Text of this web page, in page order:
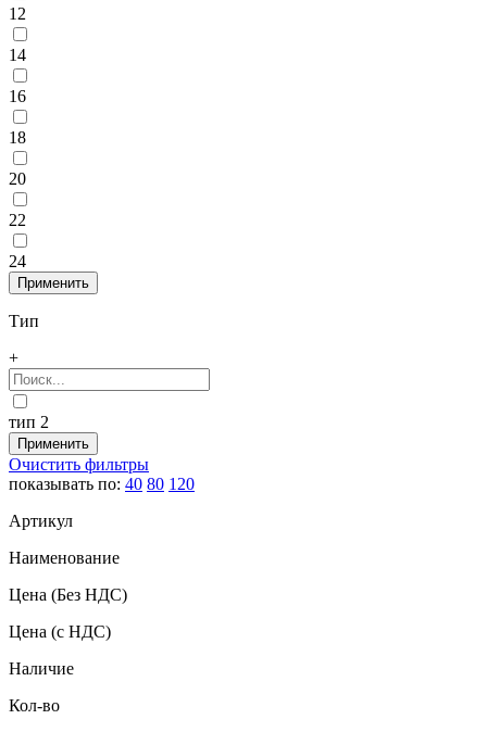
12
14
16
18
20
22
24
Тип
+
тип 2
Очистить фильтры
показывать по: 40 80 120
Артикул
Наименование
Цена (Без НДС)
Цена (с НДС)
Наличие
Кол-во